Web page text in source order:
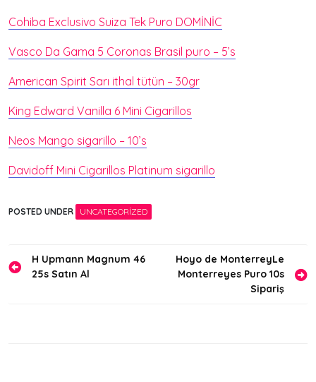
Cohiba Exclusivo Suiza Tek Puro DOMİNİC
Vasco Da Gama 5 Coronas Brasil puro – 5’s
American Spirit Sarı ithal tütün – 30gr
King Edward Vanilla 6 Mini Cigarillos
Neos Mango sigarillo – 10’s
Davidoff Mini Cigarillos Platinum sigarillo
POSTED UNDER UNCATEGORIZED
Yazı
gezinmesi
H Upmann Magnum 46
25s Satın Al
Hoyo de MonterreyLe
Monterreyes Puro 10s
Sipariş